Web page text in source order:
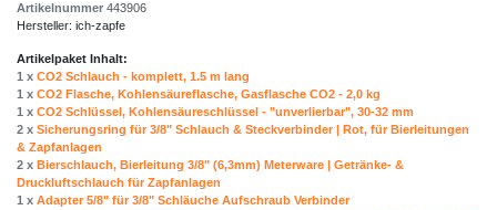
Artikelnummer 443906
Hersteller: ich-zapfe
Artikelpaket Inhalt:
1 x CO2 Schlauch - komplett, 1.5 m lang
1 x CO2 Flasche, Kohlensäureflasche, Gasflasche CO2 - 2,0 kg
1 x CO2 Schlüssel, Kohlensäureschlüssel - "unverlierbar", 30-32 mm
2 x Sicherungsring für 3/8" Schlauch & Steckverbinder | Rot, für Bierleitungen
& Zapfanlagen
2 x Bierschlauch, Bierleitung 3/8" (6,3mm) Meterware | Getränke- &
Druckluftschlauch für Zapfanlagen
1 x Adapter 5/8" für 3/8" Schläuche Aufschraub Verbinder